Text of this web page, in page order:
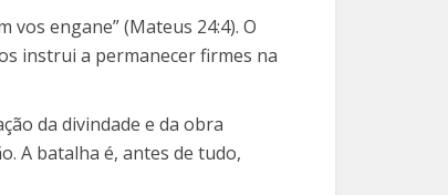
vos engane” (Mateus 24:4). O
instrui a permanecer firmes na
da divindade e da obra
A batalha é, antes de tudo,